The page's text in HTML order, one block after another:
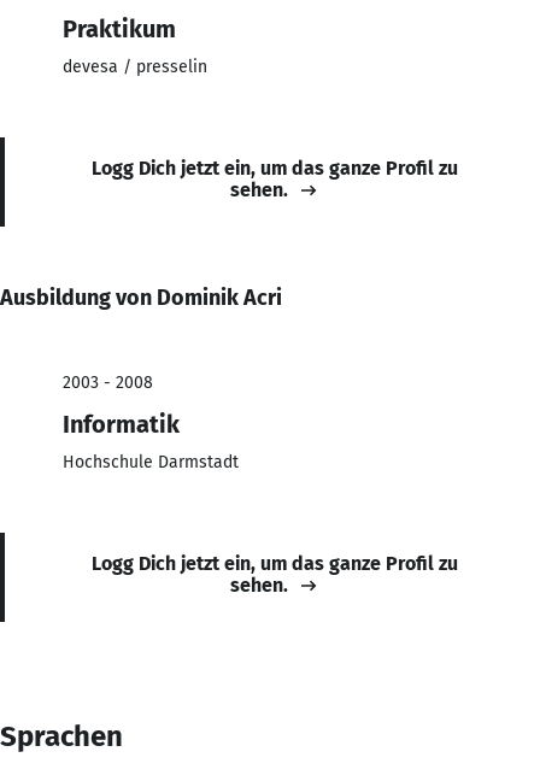
Praktikum
devesa / presselin
Logg Dich jetzt ein, um das ganze Profil zu
sehen.
Ausbildung von Dominik Acri
2003 - 2008
Informatik
Hochschule Darmstadt
Logg Dich jetzt ein, um das ganze Profil zu
sehen.
Sprachen